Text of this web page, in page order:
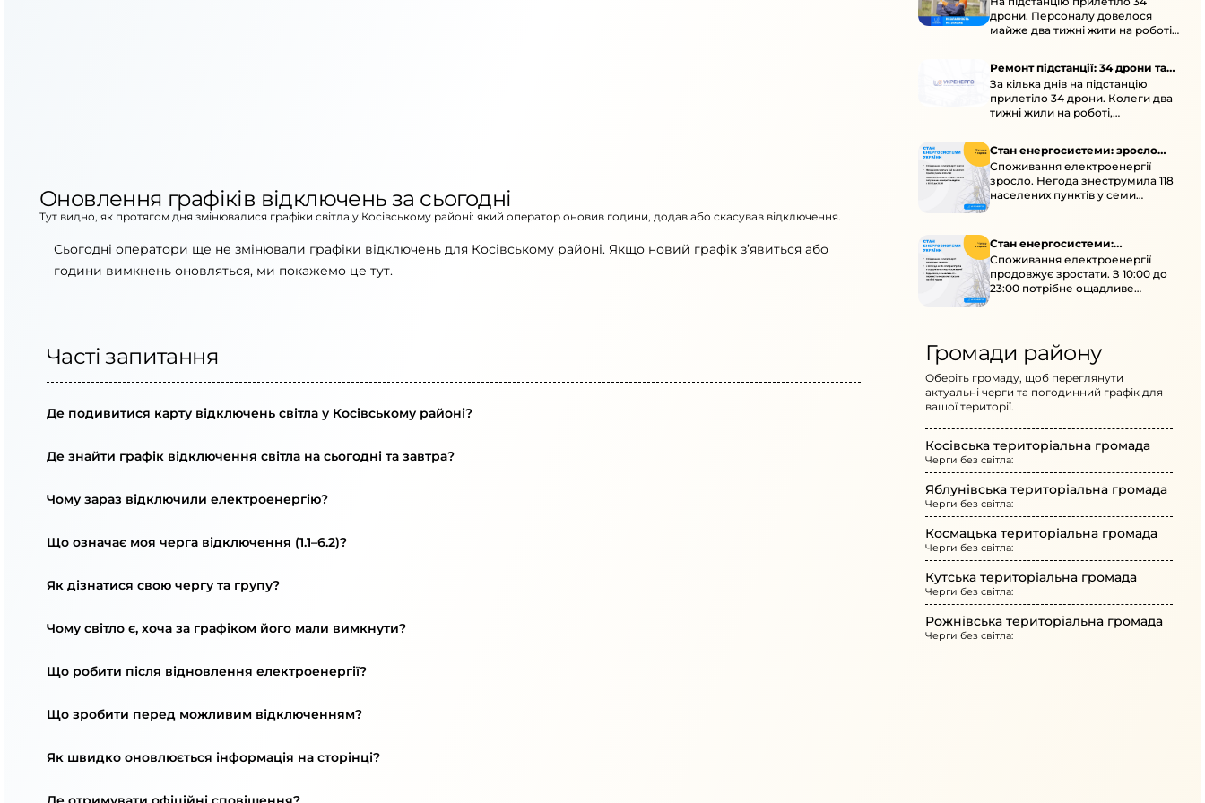
Оновлення графіків відключень за сьогодні
Тут видно, як протягом дня змінювалися графіки світла у Косівському районі: який оператор оновив години, додав або скасував відключення.
Сьогодні оператори ще не змінювали графіки відключень для Косівському районі. Якщо новий графік з’явиться або
години вимкнень оновляться, ми покажемо це тут.
Часті запитання
Де подивитися карту відключень світла у Косівському районі?
Де знайти графік відключення світла на сьогодні та завтра?
Чому зараз відключили електроенергію?
Що означає моя черга відключення (1.1–6.2)?
Як дізнатися свою чергу та групу?
Чому світло є, хоча за графіком його мали вимкнути?
Що робити після відновлення електроенергії?
Що зробити перед можливим відключенням?
Як швидко оновлюється інформація на сторінці?
підстанції
дрони. Персоналу довелося
майже два тижні жити на роботі
Ремонт підстанції: 34 дрони та
окупація
За кілька днів на підстанцію
прилетіло 34 дрони. Колеги два
тижні жили на роботі,
Стан енергосистеми: зросло
споживання через негоду
Споживання електроенергії
зросло. Негода знеструмила 118
населених пунктів у семи
областях. Обмежте
електроприладами 10:00–23:00.
Стан енергосистеми:
споживання зростає
Споживання електроенергії
продовжує зростати. З 10:00 до
23:00 потрібне ощадливе
енергоспоживання, а
Громади району
Оберіть громаду, щоб переглянути
актуальні черги та погодинний графік для
вашої території.
Косівська територіальна громада
Черги без світла:
Яблунівська територіальна громада
Черги без світла:
Космацька територіальна громада
Черги без світла:
Кутська територіальна громада
Черги без світла:
Рожнівська територіальна громада
Черги без світла: